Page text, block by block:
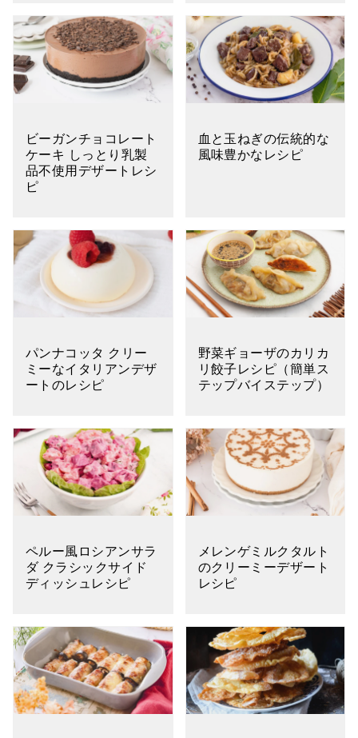
ビーガンチョコレート
ケーキ しっとり乳製
品不使用デザートレシ
ピ
血と玉ねぎの伝統的な
風味豊かなレシピ
パンナコッタ クリー
ミーなイタリアンデザ
ートのレシピ
野菜ギョーザのカリカ
リ餃子レシピ（簡単ス
テップバイステップ）
ペルー風ロシアンサラ
ダ クラシックサイド
ディッシュレシピ
メレンゲミルクタルト
のクリーミーデザート
レシピ